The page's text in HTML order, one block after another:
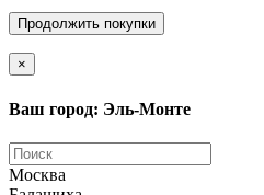
Продолжить покупки
×
Ваш город: Эль-Монте
Москва